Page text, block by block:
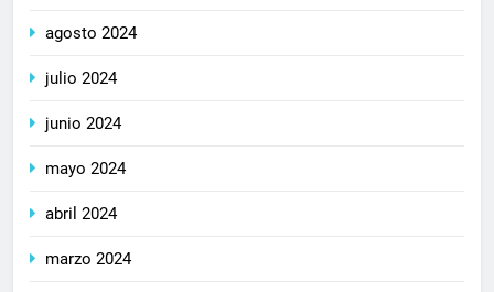
agosto 2024
julio 2024
junio 2024
mayo 2024
abril 2024
marzo 2024